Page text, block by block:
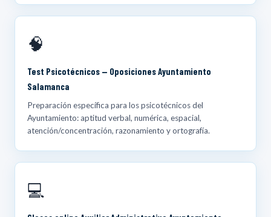
🧠
Test Psicotécnicos — Oposiciones Ayuntamiento
Salamanca
Preparación específica para los psicotécnicos del
Ayuntamiento: aptitud verbal, numérica, espacial,
atención/concentración, razonamiento y ortografía.
💻